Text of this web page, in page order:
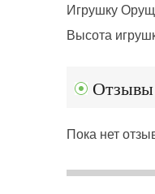
Игрушку
Высота
Отзывы
Пока нет